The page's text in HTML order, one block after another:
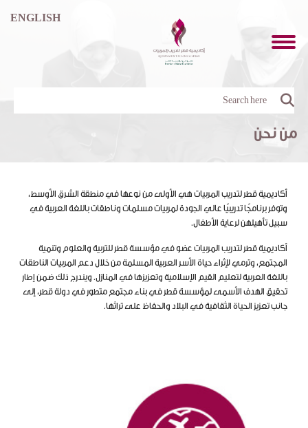
ENGLISH
من نحن
أكاديمية قطر لتدريب المربيات هي الأولى من نوعها في منطقة الشرق الأوسط،
وتوفر برنامجًا تدريبيًا عالي الجودة لمربيات مسلمات وناطقات باللغة العربية في
سبيل تأهيلهن لرعاية الأطفال.
أكاديمية قطر لتدريب المربيات عضو في مؤسسة قطر للتربية والعلوم وتنمية
المجتمع، وترمي لإثراء حياة الأسر العربية المسلمة من خلال دعم المربيات الناطقات
باللغة العربية لتعليم القيم الإسلامية وتعزيزها في المنازل. ويندرج ذلك ضمن إطار
تحقيق الهدف الأسمى لمؤسسة قطر في بناء مجتمع متطور في دولة قطر، إلى
جانب تعزيز الحياة الثقافية في البلاد والحفاظ على تراثها.